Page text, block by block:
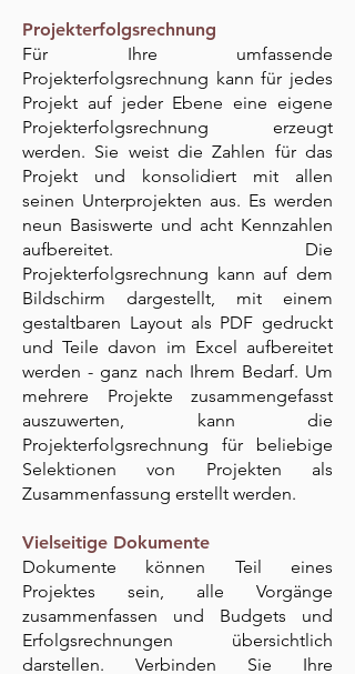
Projekterfolgsrechnung
Für Ihre umfassende
Projekterfolgsrechnung kann für jedes
Projekt auf jeder Ebene eine eigene
Projekterfolgsrechnung erzeugt
werden. Sie weist die Zahlen für das
Projekt und konsolidiert mit allen
seinen Unterprojekten aus. Es werden
neun Basiswerte und acht Kennzahlen
aufbereitet. Die
Projekterfolgsrechnung kann auf dem
Bildschirm dargestellt, mit einem
gestaltbaren Layout als PDF gedruckt
und Teile davon im Excel aufbereitet
werden - ganz nach Ihrem Bedarf. Um
mehrere Projekte zusammengefasst
auszuwerten, kann die
Projekterfolgsrechnung für beliebige
Selektionen von Projekten als
Zusammenfassung erstellt werden.
Vielseitige Dokumente
Dokumente können Teil eines
Projektes sein, alle Vorgänge
zusammenfassen und Budgets und
Erfolgsrechnungen übersichtlich
darstellen. Verbinden Sie Ihre